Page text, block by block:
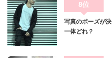
8位
写真のポーズが
一体どれ？